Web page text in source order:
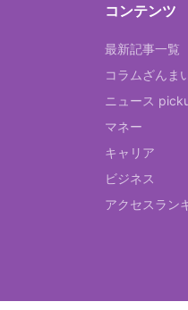
コンテンツ
最新記事一覧
コラムざんま
ニュース
マネー
キャリア
ビジネス
アクセスラン